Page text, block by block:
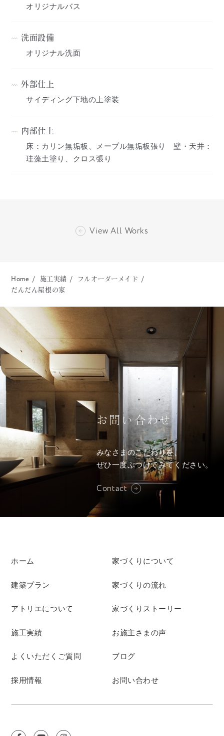
オリジナルバス
洗面設備
オリジナル洗面
外部仕上
サイディング下地の上塗装
内部仕上
床：カリン無垢板、メープル無垢板張り 壁・天井：
珪藻土塗り、クロス張り
View All Works
Home 施工実績
フルオーダーメイド
だんだん屋根の家
お問い合わせ
みなさまのこだわりを、
ぜひ一度ぶつけてみてください。
Contact
ホーム 家づくりについて
建築プラン 家づくりの流れ
アトリエについて 家づくりストーリー
施工実績 お施主さまの声
よくいただくご質問 ブログ
採用情報 お問い合わせ